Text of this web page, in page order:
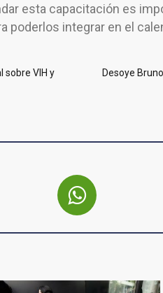
esta capacitación es
poderlos integrar en el
sobre VIH y
Desoye